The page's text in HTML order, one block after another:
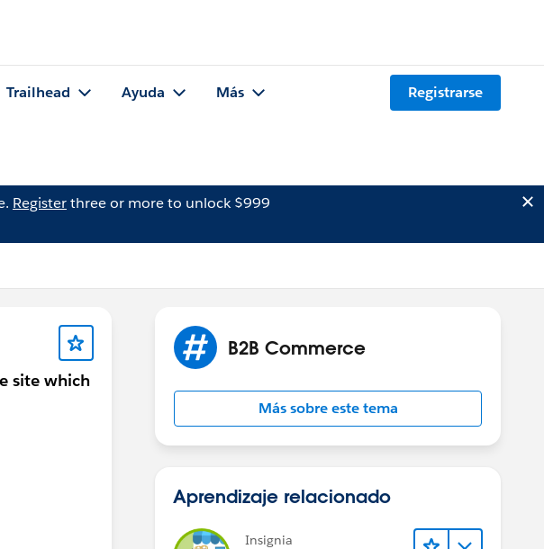
Trailhead Ayuda Más Registrarse
Registerthree or more to unlock $999
site which
B2B Commerce
Más sobre este tema
Aprendizaje relacionado
Insignia